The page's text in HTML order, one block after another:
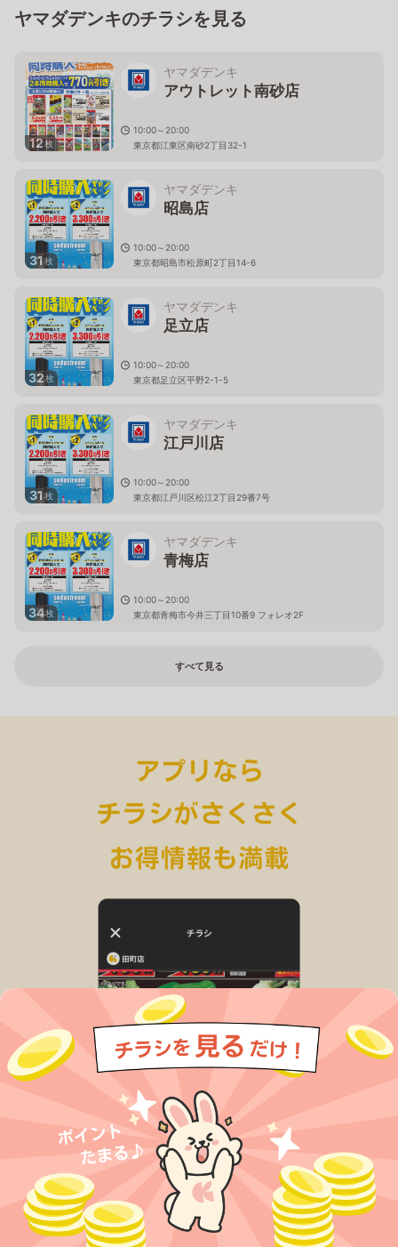
ヤマダデンキのチラシを見る
12枚
ヤマダデンキ
アウトレット南砂店
10:00～20:00
東京都江東区南砂2丁目32-1
31枚
ヤマダデンキ
昭島店
10:00～20:00
東京都昭島市松原町2丁目14-6
32枚
ヤマダデンキ
足立店
10:00～20:00
東京都足立区平野2-1-5
31枚
ヤマダデンキ
江戸川店
10:00～20:00
東京都江戸川区松江2丁目29番7号
34枚
ヤマダデンキ
青梅店
10:00～20:00
東京都青梅市今井三丁目10番9 フォレオ2F
すべて見る